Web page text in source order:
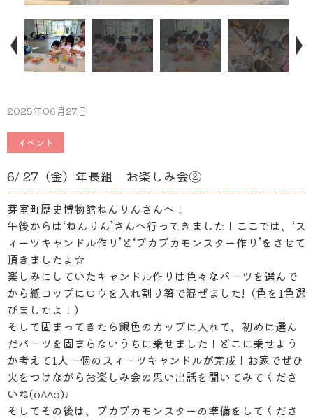
2025年06月27日
イベント
6/ 27（金）年長組 お楽しみ会②
芽室町歴史博物館ねんりんさんへ！
午後からは‘ねんりん’さんへ行ってきました！ここでは、‘ス
ィーツキャンドル作り’と‘プカプカモンスター作り’をさせて
頂きましたよ☆
楽しみにしていたキャンドル作りは色々なパーツを選んで
から紙コップにロウを入れ割り箸で混ぜました!（色を1色選
びましたよ！）
そして固まってきたら銀色のカップに入れて、初めに選ん
だパーツを固まらないうちに乗せました！どこに乗せよう
か考えて1人一個のスィーツキャンドルが完成！お家でぜひ
火をつけながらお楽しみ会の思い出話を聞いてみてくださ
いね(o^^o)♩
そしてその後は、プカプカモンスターの準備をしてくださ